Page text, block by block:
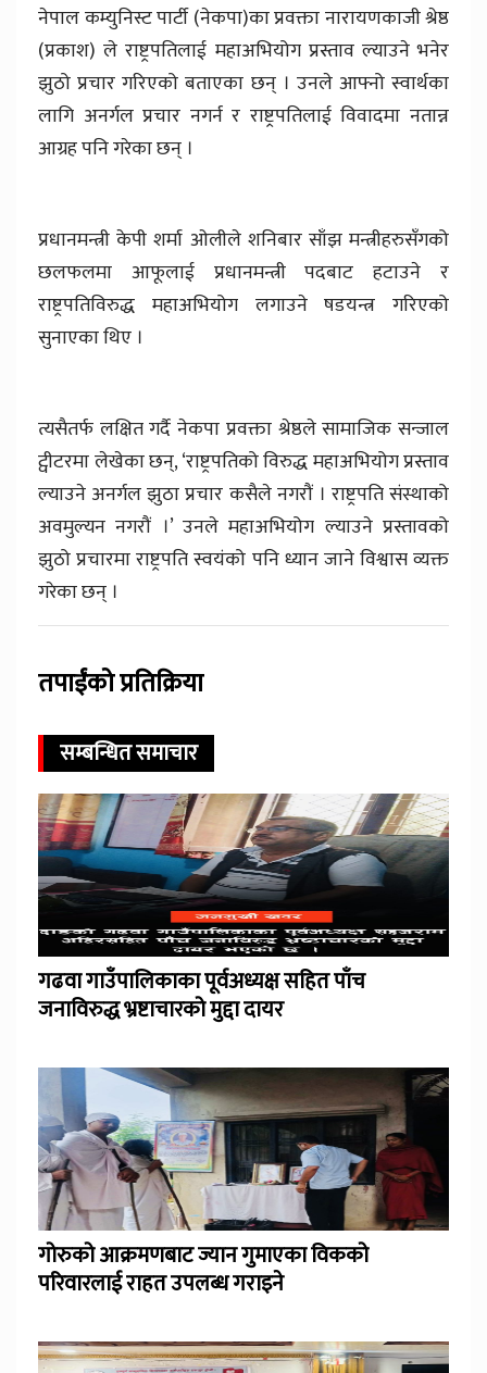
नेपाल कम्युनिस्ट पार्टी (नेकपा)का प्रवक्ता नारायणकाजी श्रेष्ठ
(प्रकाश) ले राष्ट्रपतिलाई महाअभियोग प्रस्ताव ल्याउने भनेर
झुठो प्रचार गरिएको बताएका छन् । उनले आफ्नो स्वार्थका
लागि अनर्गल प्रचार नगर्न र राष्ट्रपतिलाई विवादमा नतान्न
आग्रह पनि गरेका छन् ।
प्रधानमन्त्री केपी शर्मा ओलीले शनिबार साँझ मन्त्रीहरुसँगको
छलफलमा आफूलाई प्रधानमन्त्री पदबाट हटाउने र
राष्ट्रपतिविरुद्ध महाअभियोग लगाउने षडयन्त्र गरिएको
सुनाएका थिए ।
त्यसैतर्फ लक्षित गर्दै नेकपा प्रवक्ता श्रेष्ठले सामाजिक सन्जाल
ट्वीटरमा लेखेका छन्, ‘राष्ट्रपतिको विरुद्ध महाअभियोग प्रस्ताव
ल्याउने अनर्गल झुठा प्रचार कसैले नगरौं । राष्ट्रपति संस्थाको
अवमुल्यन नगरौं ।’ उनले महाअभियोग ल्याउने प्रस्तावको
झुठो प्रचारमा राष्ट्रपति स्वयंको पनि ध्यान जाने विश्वास व्यक्त
गरेका छन् ।
तपाईंको प्रतिक्रिया
सम्बन्धित समाचार
गढवा गाउँपालिकाका पूर्वअध्यक्ष सहित पाँच
जनाविरुद्ध भ्रष्टाचारको मुद्दा दायर
गोरुको आक्रमणबाट ज्यान गुमाएका विकको
परिवारलाई राहत उपलब्ध गराइने